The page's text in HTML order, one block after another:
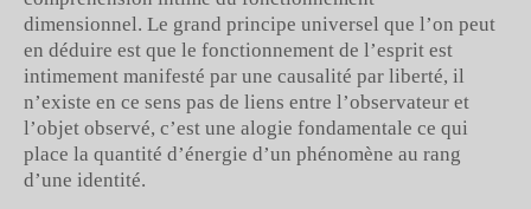
dimensionnel. Le grand principe universel que l’on peut
en déduire est que le fonctionnement de l’esprit est
intimement manifesté par une causalité par liberté, il
n’existe en ce sens pas de liens entre l’observateur et
l’objet observé, c’est une alogie fondamentale ce qui
place la quantité d’énergie d’un phénomène au rang
d’une identité.